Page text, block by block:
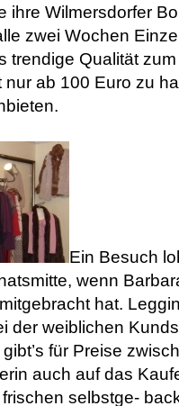
ihre Wilmersdorfer
zwei Wochen
trendige Qualität
ab 100 Euro zu
Ein Besuch
wenn
hat.
der weiblichen
für Preise
auch auf das
selbstge-